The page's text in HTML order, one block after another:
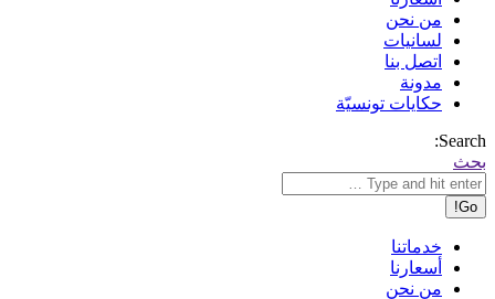
من نحن
لسانيات
اتصل بنا
مدونة
حكايات تونسيّة
Search:
بحث
خدماتنا
أسعارنا
من نحن